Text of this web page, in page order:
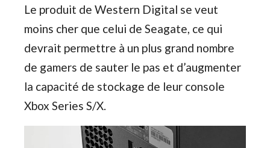
Le produit de Western Digital se veut
moins cher que celui de Seagate, ce qui
devrait permettre à un plus grand nombre
de gamers de sauter le pas et d’augmenter
la capacité de stockage de leur console
Xbox Series S/X.